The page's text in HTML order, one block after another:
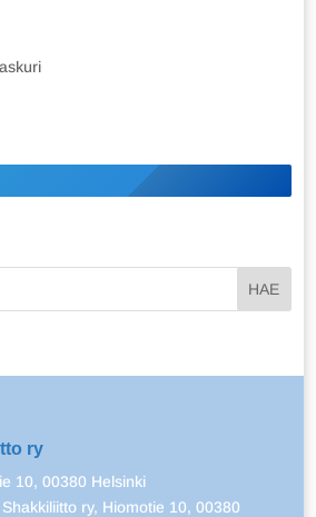
ry
10, 00380 Helsinki
ry, Hiomotie 10, 00380